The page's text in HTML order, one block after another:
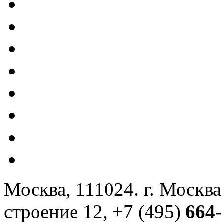
Москва, 111024. г.
строение 12, +7 (495)